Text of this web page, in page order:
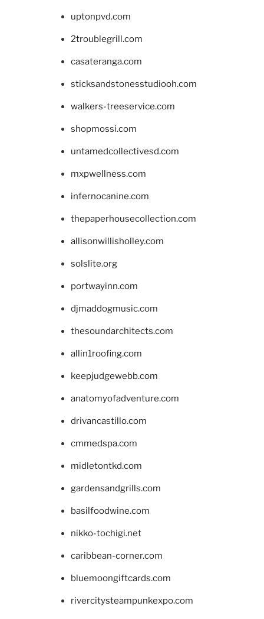
uptonpvd.com
2troublegrill.com
casateranga.com
sticksandstonesstudiooh.com
walkers-treeservice.com
shopmossi.com
untamedcollectivesd.com
mxpwellness.com
infernocanine.com
thepaperhousecollection.com
allisonwillisholley.com
solslite.org
portwayinn.com
djmaddogmusic.com
thesoundarchitects.com
allin1roofing.com
keepjudgewebb.com
anatomyofadventure.com
drivancastillo.com
cmmedspa.com
midletontkd.com
gardensandgrills.com
basilfoodwine.com
nikko-tochigi.net
caribbean-corner.com
bluemoongiftcards.com
rivercitysteampunkexpo.com